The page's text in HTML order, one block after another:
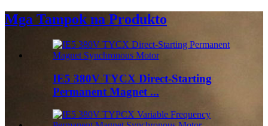
Mga Tampok na Produkto
IE5 380V TYCX Direct-Starting
Permanent Magnet ...